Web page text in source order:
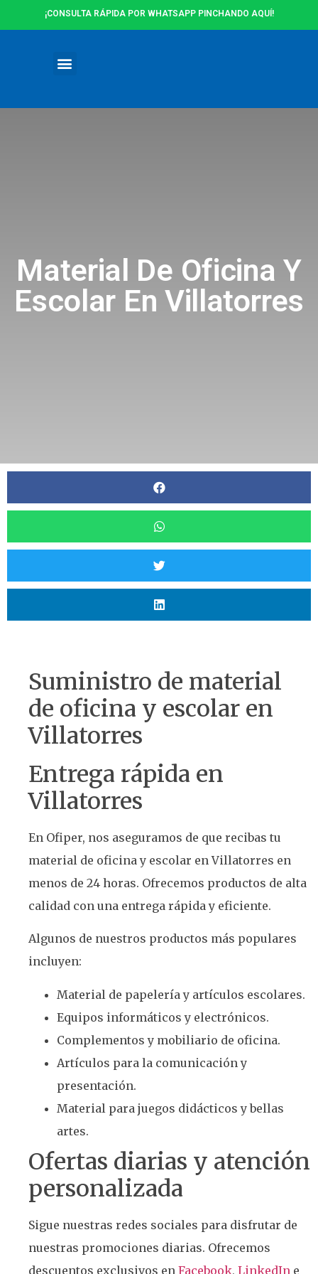
¡CONSULTA RÁPIDA POR WHATSAPP PINCHANDO AQUÍ!
Material De Oficina Y
Escolar En Villatorres
Suministro de material
de oficina y escolar en
Villatorres
Entrega rápida en
Villatorres
En Ofiper, nos aseguramos de que recibas tu
material de oficina y escolar en Villatorres en
menos de 24 horas. Ofrecemos productos de alta
calidad con una entrega rápida y eficiente.
Algunos de nuestros productos más populares
incluyen:
Material de papelería y artículos escolares.
Equipos informáticos y electrónicos.
Complementos y mobiliario de oficina.
Artículos para la comunicación y
presentación.
Material para juegos didácticos y bellas
artes.
Ofertas diarias y atención
personalizada
Sigue nuestras redes sociales para disfrutar de
nuestras promociones diarias. Ofrecemos
descuentos exclusivos en Facebook, LinkedIn e